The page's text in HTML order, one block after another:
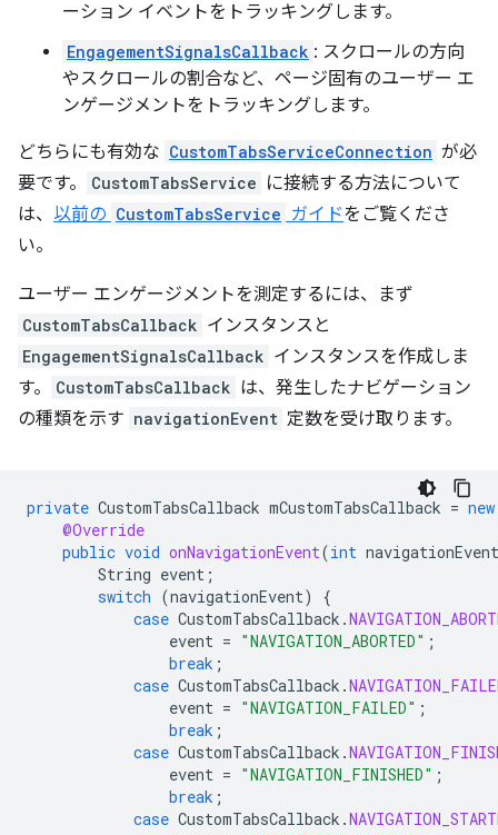
ーション イベントをトラッキングします。
EngagementSignalsCallback : スクロールの方向
やスクロールの割合など、ページ固有のユーザー エ
ンゲージメントをトラッキングします。
どちらにも有効な CustomTabsServiceConnection が必
要です。
CustomTabsService に接続する方法について
は、 以前の CustomTabsService ガイドをご覧くださ
い。
ユーザー エンゲージメントを測定するには、まず
CustomTabsCallback インスタンスと
EngagementSignalsCallback インスタンスを作成しま
す。
CustomTabsCallback は、発生したナビゲーション
の種類を示す navigationEvent 定数を受け取ります。
private CustomTabsCallback mCustomTabsCallback = new
@Override
public void onNavigationEvent(int navigationEvent
String event ;
switch (navigationEvent)
{
case CustomTabsCallback .
event = "NAVIGATION_ABORTED" ;
break ;
case CustomTabsCallback .
event = "NAVIGATION_FAILED" ;
break ;
case CustomTabsCallback .
event = "NAVIGATION_FINISHED" ;
break ;
case CustomTabsCallback .